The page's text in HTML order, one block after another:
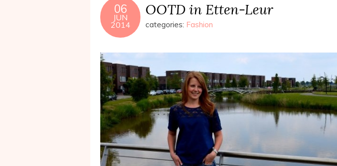
06
JUN
2014
OOTD in Etten-Leur
categories: Fashion